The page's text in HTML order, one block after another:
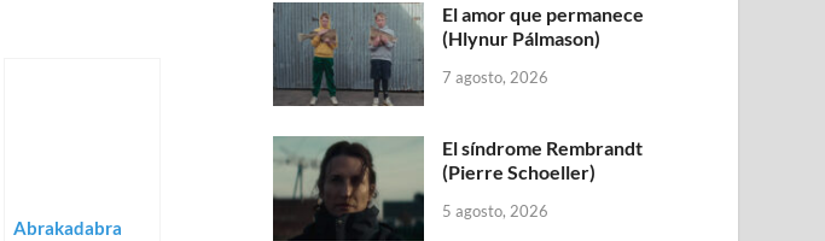
Abrakadabra
El amor que permanece
(Hlynur Pálmason)
7 agosto, 2026
El síndrome Rembrandt
(Pierre Schoeller)
5 agosto, 2026